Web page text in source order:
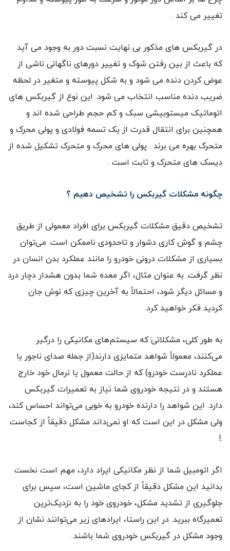
تغییر می کند .
در گیربکس های مذکور بی نهایت نسبت دور به وجود می آید
که باعث از بین رفتن شوک و تغییر دورهای ناگهانی ناشی از
عوض کردن دنده می شود و به شکل پیوسته و متغیر در لحظه
ضریب دنده مناسب انتخاب می شود. این نوع از گیربکس های
اتوماتیک میستوبیشی سبک و کم حجم طراحی شده اند و
همچنین برای انتقال قدرت از یک تسمه فولادی و پولی محرک و
متحرک بهره می برند . پولی های محرک و متحرک تشکیل شده از
دیسک های متحرک و ثابت است .
چگونه مشکلات گیربکس را تشخیص دهیم ؟
تشخیص دقیق مشکلات گیربکس برای افراد معمولی از طریق
چشم و گوش کاری دشوار و تاحدودی ناممکن است. می‌توان
بسیاری از مشکلات درونی خودرو را مانند عملکرد بدن انسان در
نظر گرفت. به عنوان مثال، اگر معده شما بدون هشدار دچار درد
و مسائل دیگر شود، احتمالاً به آخرین چیزی که نوش جان
کردید فکر خواهید کرد.
به طور کلی، مشکلاتی که سیستم‌های مکانیکی را درگیر
می‌کنند، معمولاً شواهد متمایزی دارند‌‌(از جمله صدای ناجور یا
عملکرد نادرست خودرو) که از حالت معمول یا نرمال خود خارج
هستند و در نتیجه خودروی شما نیاز به تعمیرات گیربکس
دارد. این شواهد را دارنده خودرو به خوبی می‌تواند احساس کند،
ولی مشکل در این است که او نمی‌داند مشکل دقیقاً از کجاست
.!
اگر اتومبیل شما از نظر مکانیکی ایراد دارد، مهم است نخست
بدانید این مشکل دقیقاً از کجای ماشین است، سپس برای
جلوگیری از تشدید مشکل، خودروی خود را به نزدیک‌ترین
تعمیرگاه ببرید. در این راستا، ایرادهای زیر می‌توانند نشان از
وجود مشکل در گیربکس خودروی شما باشند .